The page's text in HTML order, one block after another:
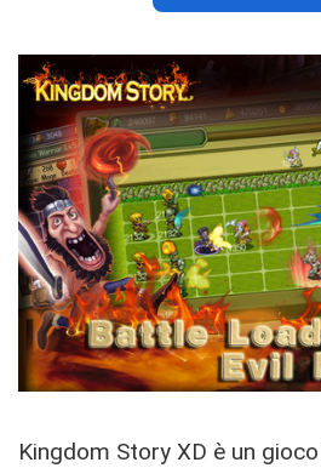
Kingdom Story XD è un